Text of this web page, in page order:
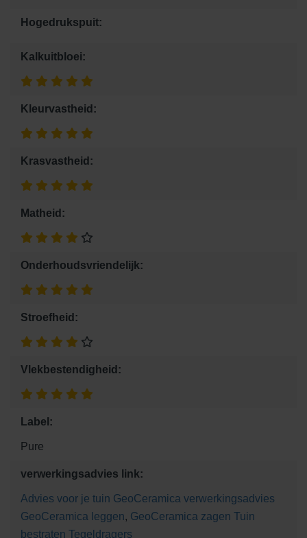
Hogedrukspuit:
Kalkuitbloei:
Kleurvastheid:
Krasvastheid:
Matheid:
Onderhoudsvriendelijk:
Stroefheid:
Vlekbestendigheid:
Label:
Pure
verwerkingsadvies link:
Advies voor je tuin GeoCeramica verwerkingsadvies
GeoCeramica leggen, GeoCeramica zagen Tuin
bestraten Tegeldragers